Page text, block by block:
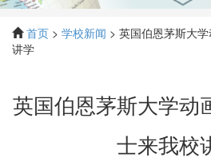
首页 > 学校新闻 > 英国伯恩茅斯大
讲学
英国伯恩茅斯大学动
士来我校